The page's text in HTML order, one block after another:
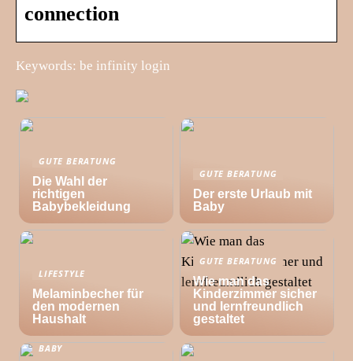
connection
Keywords: be infinity login
GUTE BERATUNG
Die Wahl der
richtigen
Babybekleidung
GUTE BERATUNG
Der erste Urlaub mit
Baby
LIFESTYLE
Melaminbecher für
den modernen
Haushalt
GUTE BERATUNG
Wie man das
Kinderzimmer sicher
und lernfreundlich
gestaltet
BABY